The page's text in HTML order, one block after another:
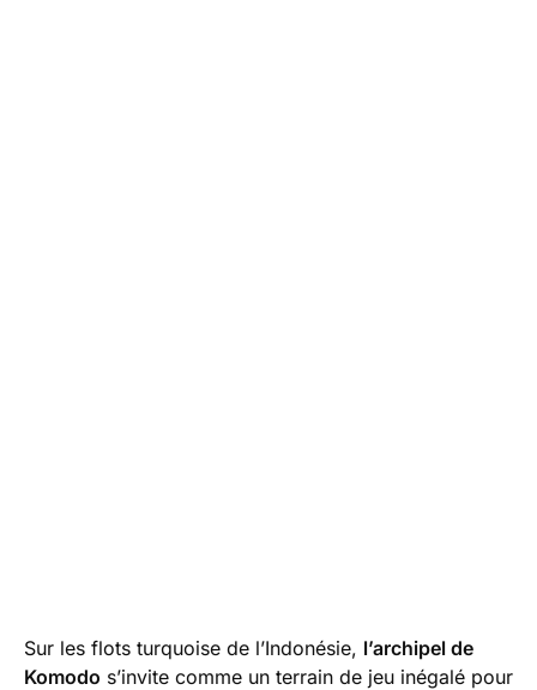
Sur les flots turquoise de l’Indonésie, l’archipel de
Komodo s’invite comme un terrain de jeu inégalé pour